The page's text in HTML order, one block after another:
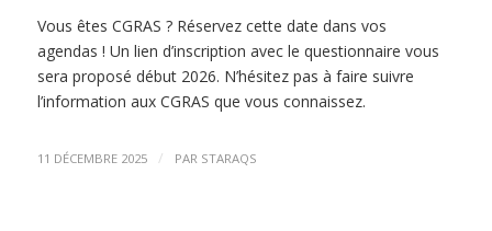
Vous êtes CGRAS ? Réservez cette date dans vos
agendas ! Un lien d’inscription avec le questionnaire vous
sera proposé début 2026. N’hésitez pas à faire suivre
l’information aux CGRAS que vous connaissez.
11 DÉCEMBRE 2025 / PAR STARAQS